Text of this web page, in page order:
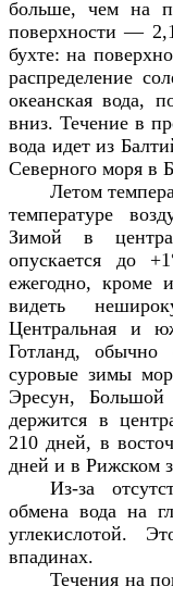
больше, чем на
поверхности —
бухте: на
распределение
океанская вода,
вниз. Течение в
вода идет из
Северного моря в
Летом
температуре
Зимой в
опускается до
ежегодно, кроме
видеть
Центральная и
Готланд,
суровые зимы
Эресун,
держится в
210 дней, в
дней и в Рижском
Из-за
обмена вода на
углекислотой.
впадинах.
Течения на